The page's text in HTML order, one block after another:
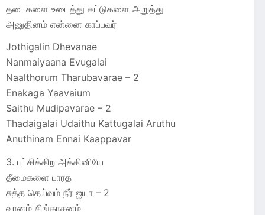
தடைகளை உடைத்து கட்டுகளை அறுத்து
அனுதினம் என்னை காப்பவர்
Jothigalin Dhevanae
Nanmaiyaana Evugalai
Naalthorum Tharubavarae – 2
Enakaga Yaavaium
Saithu Mudipavarae – 2
Thadaigalai Udaithu Kattugalai Aruthu
Anuthinam Ennai Kaappavar
3. பட்சிக்கிற அக்கினியே
தீமைகளை பாரத
சுத்த தெய்வம் நீர் ஐயா – 2
வானம் சிங்காசனம்